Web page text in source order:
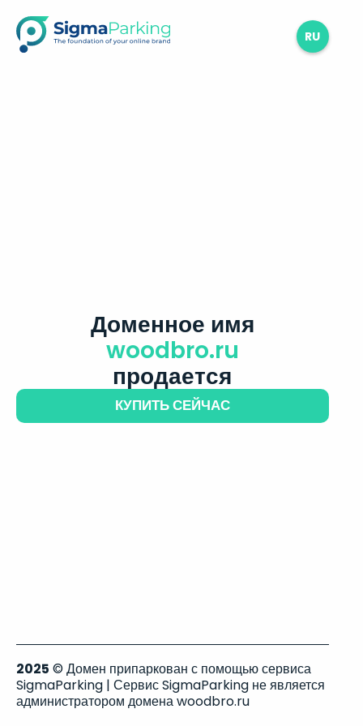
RU
Доменное имя
woodbro.ru
продается
КУПИТЬ СЕЙЧАС
2025 © Домен припаркован с помощью сервиса
SigmaParking | Сервис SigmaParking не является
администратором домена woodbro.ru